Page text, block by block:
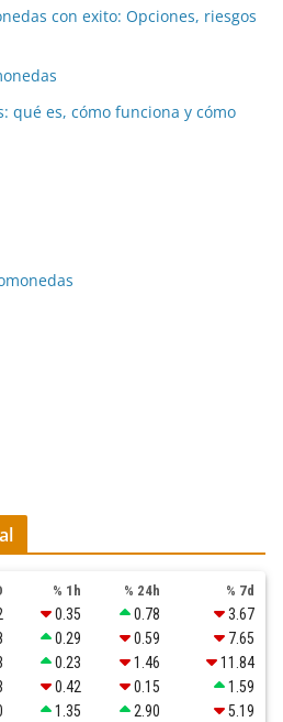
con exito: Opciones, riesgos
qué es, cómo funciona y cómo
% 1h % 24h % 7d
0.35 0.78
3.67
0.29 0.59
7.65
0.23 1.46
11.84
0.42 0.15
1.59
1.35 2.90
5.19